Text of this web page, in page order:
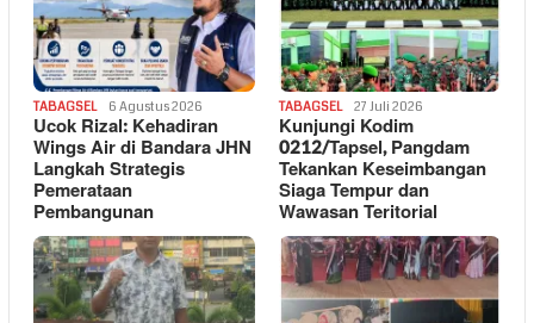
TABAGSEL 6 Agustus 2026
Ucok Rizal: Kehadiran
Wings Air di Bandara JHN
Langkah Strategis
Pemerataan
Pembangunan
TABAGSEL 27 Juli 2026
Kunjungi Kodim
0212/Tapsel, Pangdam
Tekankan Keseimbangan
Siaga Tempur dan
Wawasan Teritorial